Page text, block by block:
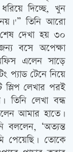
দিচ্ছে, খুন
তিনি আরো
দেখা হয় ৩০
বসে অপেক্ষা
এলেন সাড়ে
প্যাড টেনে নিয়ে
লেখার পরই
লেখা বন্ধ
আমার হাতে।
‘অত্যন্ত
পেয়েছি। তোকে